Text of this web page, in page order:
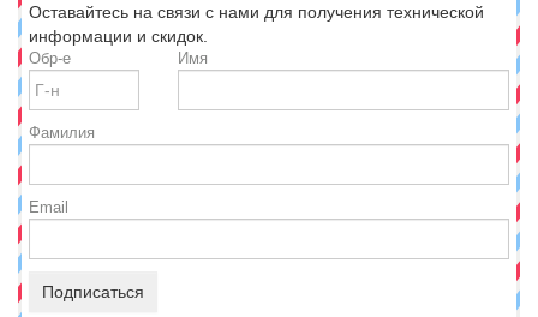
Оставайтесь на связи с нами для получения технической
информации и скидок.
Обр-е Имя
Фамилия
Email
Подписаться